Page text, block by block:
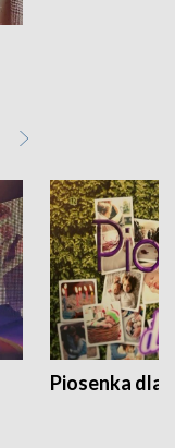
Piosenka dla